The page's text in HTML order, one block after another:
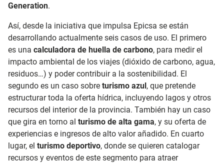
Generation.
Así, desde la iniciativa que impulsa Epicsa se están
desarrollando actualmente seis casos de uso. El primero
es una calculadora de huella de carbono, para medir el
impacto ambiental de los viajes (dióxido de carbono, agua,
residuos…) y poder contribuir a la sostenibilidad. El
segundo es un caso sobre turismo azul, que pretende
estructurar toda la oferta hídrica, incluyendo lagos y otros
recursos del interior de la provincia. También hay un caso
que gira en torno al turismo de alta gama, y su oferta de
experiencias e ingresos de alto valor añadido. En cuarto
lugar, el turismo deportivo, donde se quieren catalogar
recursos y eventos de este segmento para atraer